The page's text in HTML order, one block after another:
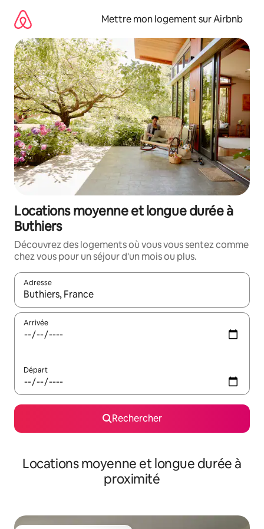
directement
contenu
Mettre mon logement sur Airbnb
Locations moyenne et longue durée à
Buthiers
Découvrez des logements où vous vous sentez comme
chez vous pour un séjour d'un mois ou plus.
Adresse
Lorsque les résultats s'affichent, utilisez les flèches vers le
Arrivée
Départ
Rechercher
Locations moyenne et longue durée à
proximité